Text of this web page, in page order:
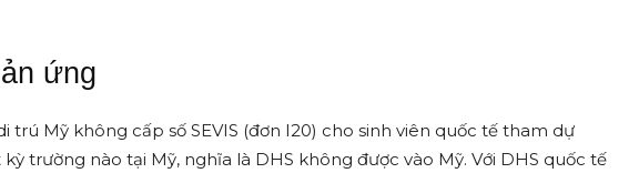
ứng
trú Mỹ không cấp số SEVIS (đơn I20) cho sinh viên quốc tế tham dự
trường nào tại Mỹ, nghĩa là DHS không được vào Mỹ. Với DHS quốc tế